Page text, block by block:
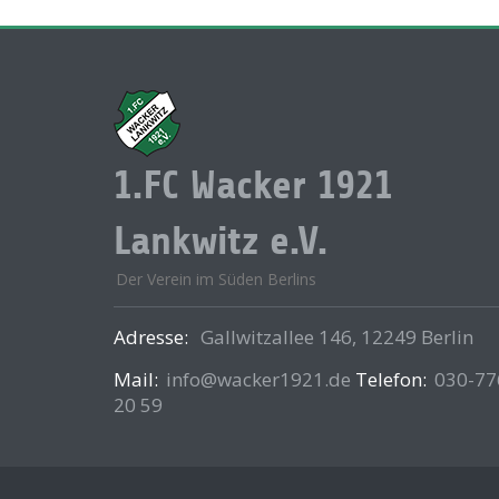
1.FC Wacker 1921
Lankwitz e.V.
Der Verein im Süden Berlins
Adresse: Gallwitzallee 146, 12249 Berlin
Mail: info@wacker1921.de Telefon: 030-
20 59